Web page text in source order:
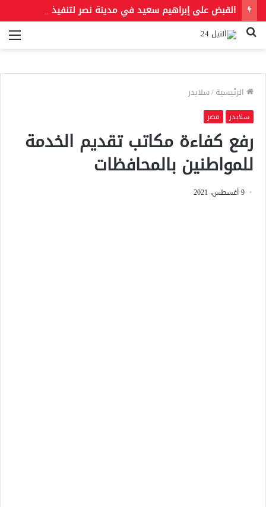
بحث
الرئيسية/سلايدر
سلايدر مصر
رفع كفاءة مكاتب تقديم الخدمة
للمواطنين بالمحافظات
9 أغسطس، 2021